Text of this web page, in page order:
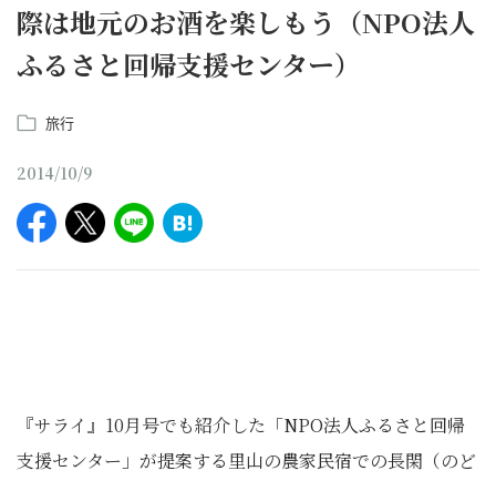
際は地元のお酒を楽しもう（NPO法人
ふるさと回帰支援センター）
旅行
2014/10/9
『サライ』10月号でも紹介した「NPO法人ふるさと回帰
支援センター」が提案する里山の農家民宿での長閑（のど